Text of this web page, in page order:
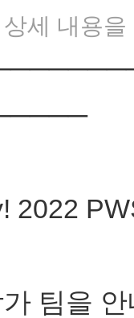
세 내용
2022
팀을